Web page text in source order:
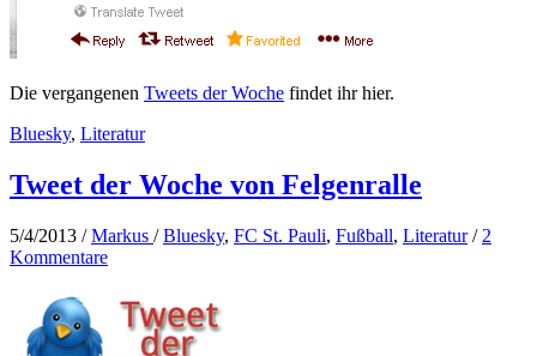
Die vergangenen Tweets der Woche findet ihr hier.
Bluesky, Literatur
Tweet der Woche von Felgenralle
5/4/2013 /Markus /Bluesky, FC St. Pauli, Fußball, Literatur/ 2
Kommentare